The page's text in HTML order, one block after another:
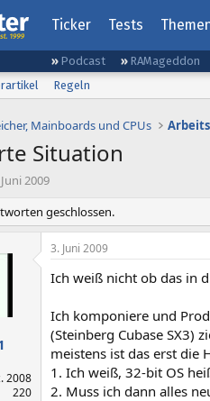
Ticker Tests
Podcast RAMageddon
Regeln
Mainboards und CPUs
Situation
2009
geschlossen.
2008
220
3. Juni 2009
Ich weiß nicht ob das in
Ich komponiere und
(Steinberg Cubase SX3)
meistens ist das erst die
1. Ich weiß, 32-bit OS
2. Muss ich dann alles